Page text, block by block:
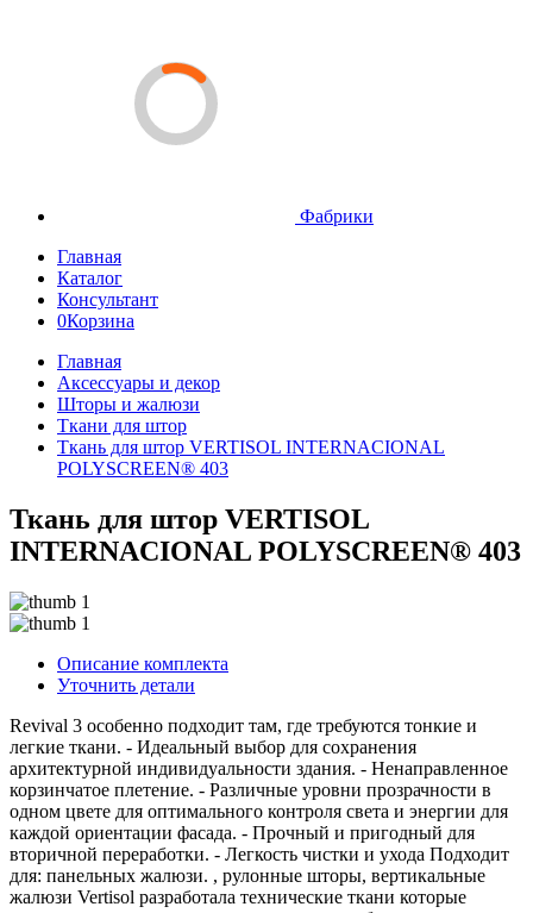
Фабрики
Главная
Каталог
Консультант
0Корзина
Главная
Аксессуары и декор
Шторы и жалюзи
Ткани для штор
Ткань для штор VERTISOL INTERNACIONAL
POLYSCREEN® 403
Ткань для штор VERTISOL
INTERNACIONAL POLYSCREEN® 403
Описание комплекта
Уточнить детали
Revival 3 особенно подходит там, где требуются тонкие и
легкие ткани. - Идеальный выбор для сохранения
архитектурной индивидуальности здания. - Ненаправленное
корзинчатое плетение. - Различные уровни прозрачности в
одном цвете для оптимального контроля света и энергии для
каждой ориентации фасада. - Прочный и пригодный для
вторичной переработки. - Легкость чистки и ухода Подходит
для: панельных жалюзи. , рулонные шторы, вертикальные
жалюзи Vertisol разработала технические ткани которые